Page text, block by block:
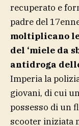
recuperato e
padre del
moltiplicano
del ‘miele da
antidroga
Imperia la
giovani, di cui
possesso di un
scooter iniziata